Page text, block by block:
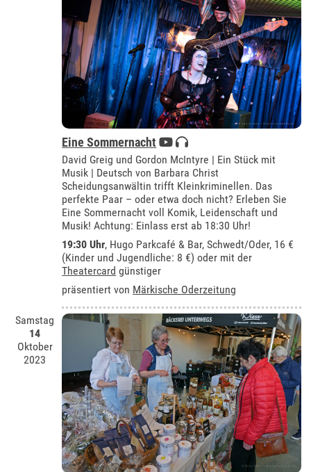
Eine Sommernacht
David Greig und Gordon McIntyre | Ein Stück mit
Musik | Deutsch von Barbara Christ
Scheidungsanwältin trifft Kleinkriminellen. Das
perfekte Paar – oder etwa doch nicht? Erleben Sie
Eine Sommernacht voll Komik, Leidenschaft und
Musik! Achtung: Einlass erst ab 18:30 Uhr!
19:30 Uhr, Hugo Parkcafé & Bar, Schwedt/Oder, 16 €
(Kinder und Jugendliche: 8 €) oder mit der
Theatercard günstiger
präsentiert von Märkische Oderzeitung
Samstag
14
Oktober
2023